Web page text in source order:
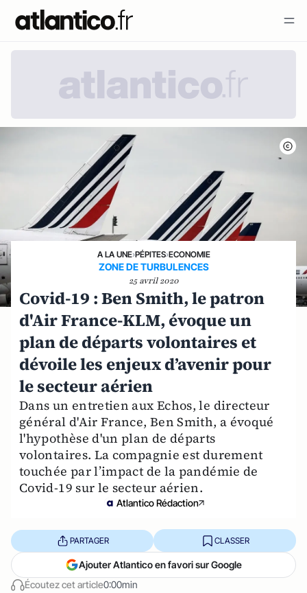
A LA UNE›PÉPITES›ECONOMIE
ZONE DE TURBULENCES
25 avril 2020
Covid-19 : Ben Smith, le patron
d'Air France-KLM, évoque un
plan de départs volontaires et
dévoile les enjeux d’avenir pour
le secteur aérien
Dans un entretien aux Echos, le directeur
général d'Air France, Ben Smith, a évoqué
l'hypothèse d'un plan de départs
volontaires. La compagnie est durement
touchée par l’impact de la pandémie de
Covid-19 sur le secteur aérien.
Atlantico Rédaction
Écoutez cet article0:00min
PARTAGER CLASSER
Ajouter Atlantico en favori sur Google